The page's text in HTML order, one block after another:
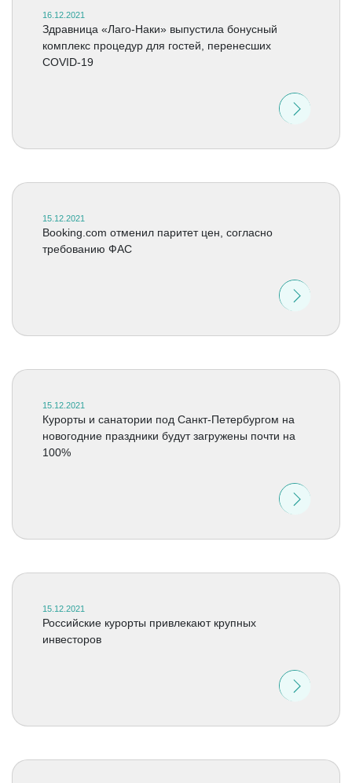
16.12.2021
Здравница «Лаго-Наки» выпустила бонусный
комплекс процедур для гостей, перенесших
COVID-19
15.12.2021
Booking.com отменил паритет цен, согласно
требованию ФАС
15.12.2021
Курорты и санатории под Санкт-Петербургом на
новогодние праздники будут загружены почти на
100%
15.12.2021
Российские курорты привлекают крупных
инвесторов